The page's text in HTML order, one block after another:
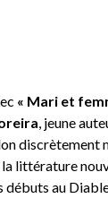
« Mari et
, jeune
discrètement
la littérature
débuts au